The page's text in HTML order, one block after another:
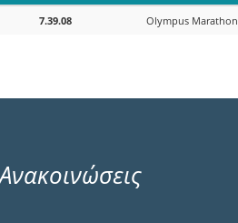
7.39.08 Olympus Marathon
Ανακοινώσεις